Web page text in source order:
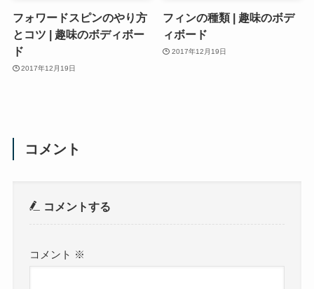
フォワードスピンのやり方
とコツ | 趣味のボディボー
ド
2017年12月19日
フィンの種類 | 趣味のボデ
ィボード
2017年12月19日
コメント
コメントする
コメント ※